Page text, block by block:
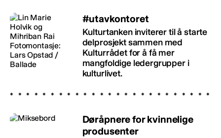
#utavkontoret
Kulturtanken inviterer til å starte
delprosjekt sammen med
Kulturrådet for å få mer
mangfoldige ledergrupper i
kulturlivet.
Døråpnere for kvinnelige
produsenter